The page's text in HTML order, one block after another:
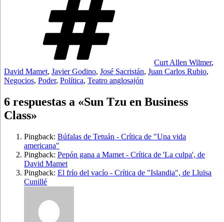
Curt Allen Wilmer,
David Mamet, Javier Godino, José Sacristán, Juan Carlos Rubio,
Negocios, Poder, Política, Teatro anglosajón
6 respuestas a «Sun Tzu en Business
Class»
Pingback: Búfalas de Tetuán - Crítica de "Una vida
americana"
Pingback: Pepón gana a Mamet - Crítica de 'La culpa', de
David Mamet
Pingback: El frío del vacío - Crítica de "Islandia", de Lluïsa
Cunillé